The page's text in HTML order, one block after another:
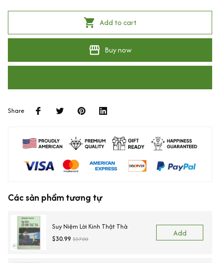
Add to cart
Buy now
Share
Các sản phẩm tương tự
Suy Niệm Lời Kinh Thật Thà
$30.99 $37.00
Add